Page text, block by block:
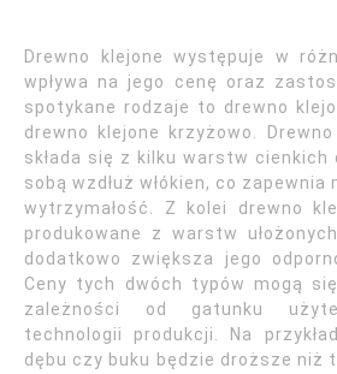
Drewno klejone występuje w
wpływa na jego cenę oraz
spotykane rodzaje to drewno
drewno klejone krzyżowo.
składa się z kilku warstw cienkich
sobą wzdłuż włókien, co
wytrzymałość. Z kolei drewno
produkowane z warstw
dodatkowo zwiększa jego
Ceny tych dwóch typów mogą
zależności od gatunku
technologii produkcji. Na
dębu czy buku będzie droższe niż